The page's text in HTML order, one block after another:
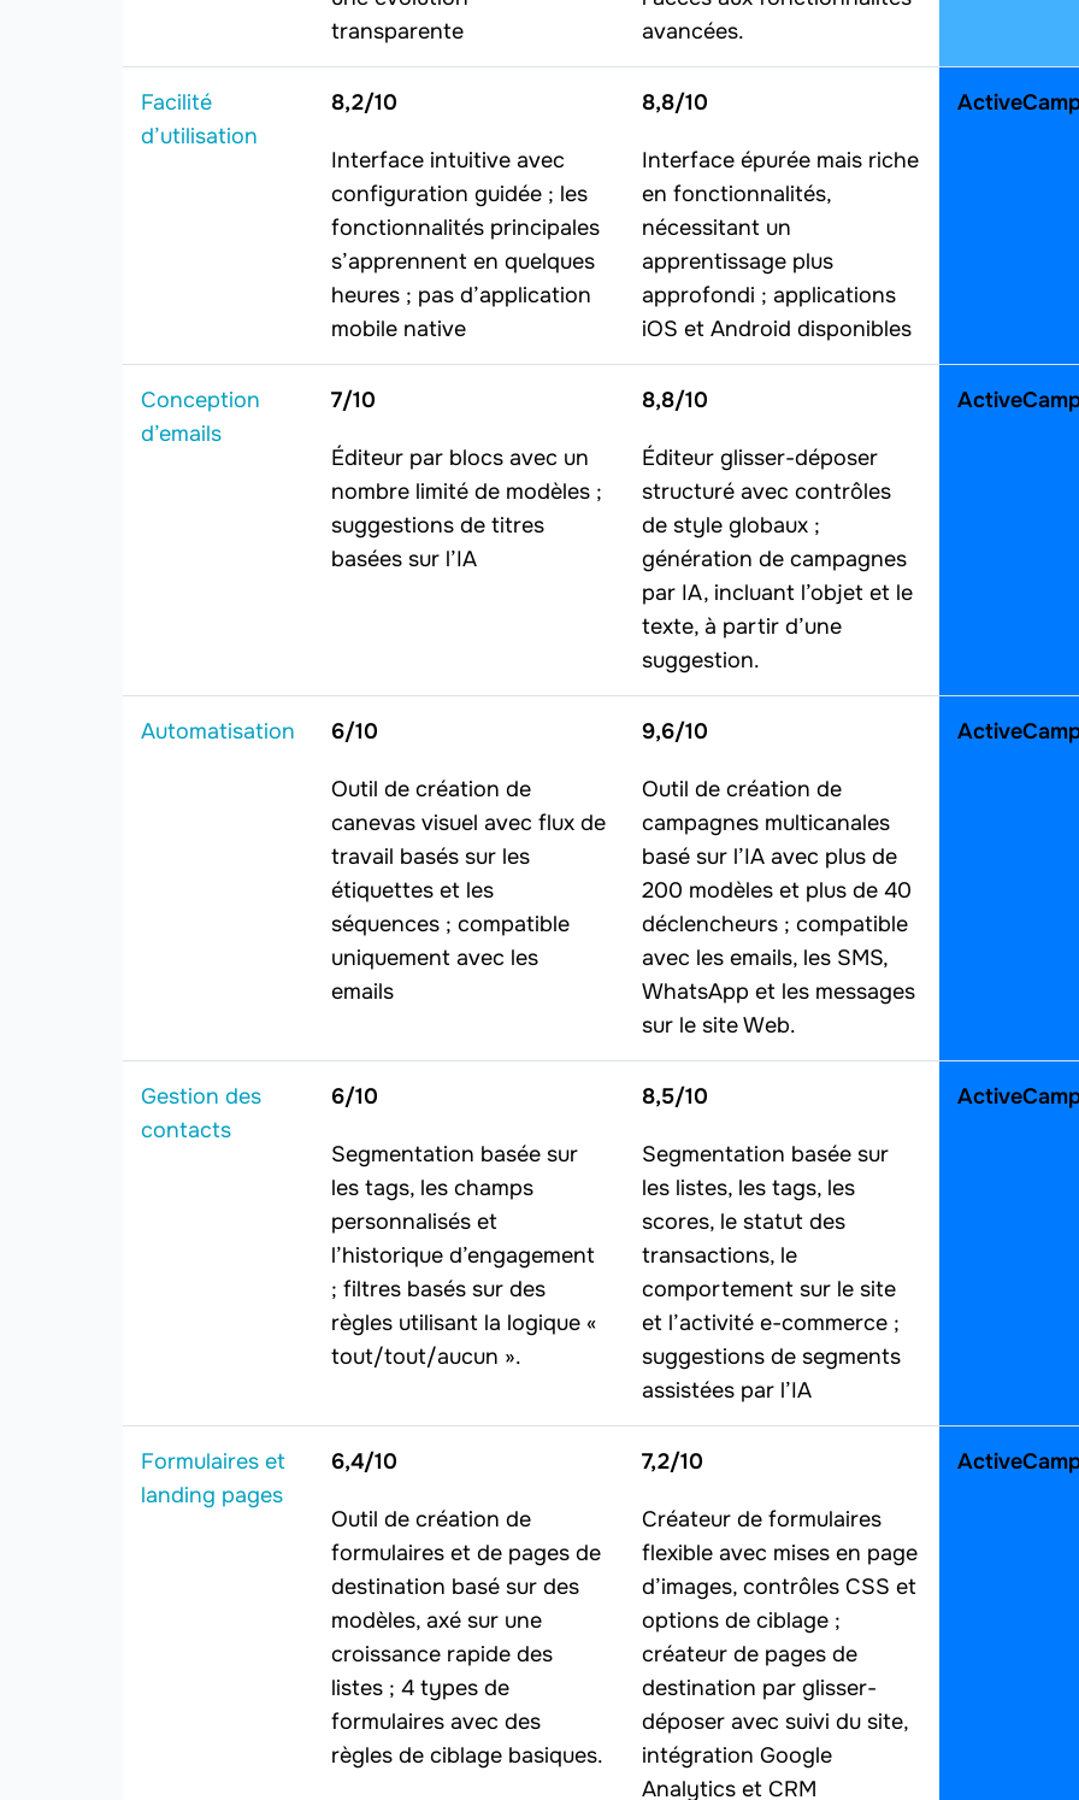
transparente
avancées.
Facilité
d’utilisation
8,2/10
Interface intuitive avec
configuration guidée ; les
fonctionnalités principales
s’apprennent en quelques
heures ; pas d’application
mobile native
8,8/10
Interface épurée mais riche
en fonctionnalités,
nécessitant un
apprentissage plus
approfondi ; applications
iOS et Android disponibles
Conception
d’emails
7/10
Éditeur par blocs avec un
nombre limité de modèles ;
suggestions de titres
basées sur l’IA
8,8/10
Éditeur glisser-déposer
structuré avec contrôles
de style globaux ;
génération de campagnes
par IA, incluant l’objet et le
texte, à partir d’une
suggestion.
Automatisation 6/10
Outil de création de
canevas visuel avec flux de
travail basés sur les
étiquettes et les
séquences ; compatible
uniquement avec les
emails
9,6/10
Outil de création de
campagnes multicanales
basé sur l’IA avec plus de
200 modèles et plus de 40
déclencheurs ; compatible
avec les emails, les SMS,
WhatsApp et les messages
sur le site Web.
Gestion des
contacts
6/10
Segmentation basée sur
les tags, les champs
personnalisés et
l’historique d’engagement
; filtres basés sur des
règles utilisant la logique «
tout/tout/aucun ».
8,5/10
Segmentation basée sur
les listes, les tags, les
scores, le statut des
transactions, le
comportement sur le site
et l’activité e-commerce ;
suggestions de segments
assistées par l’IA
Formulaires et
landing pages
6,4/10
Outil de création de
formulaires et de pages de
destination basé sur des
modèles, axé sur une
croissance rapide des
listes ; 4 types de
formulaires avec des
règles de ciblage basiques.
7,2/10
Créateur de formulaires
flexible avec mises en page
d’images, contrôles CSS et
options de ciblage ;
créateur de pages de
destination par glisser-
déposer avec suivi du site,
intégration Google
Analytics et CRM